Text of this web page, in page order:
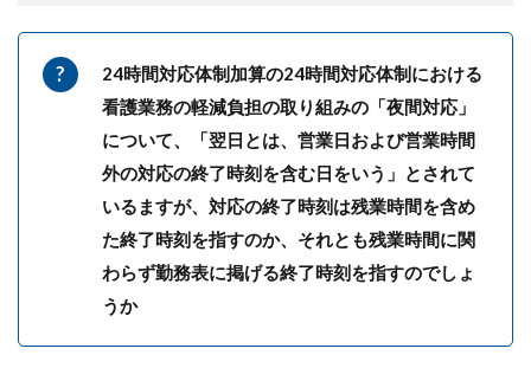
24時間対応体制加算の24時間対応体制における
看護業務の軽減負担の取り組みの「夜間対応」
について、「翌日とは、営業日および営業時間
外の対応の終了時刻を含む日をいう」とされて
いるますが、対応の終了時刻は残業時間を含め
た終了時刻を指すのか、それとも残業時間に関
わらず勤務表に掲げる終了時刻を指すのでしょ
うか